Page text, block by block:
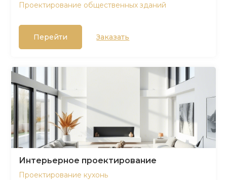
Проектирование общественных зданий
Перейти Заказать
Интерьерное проектирование
Проектирование кухонь